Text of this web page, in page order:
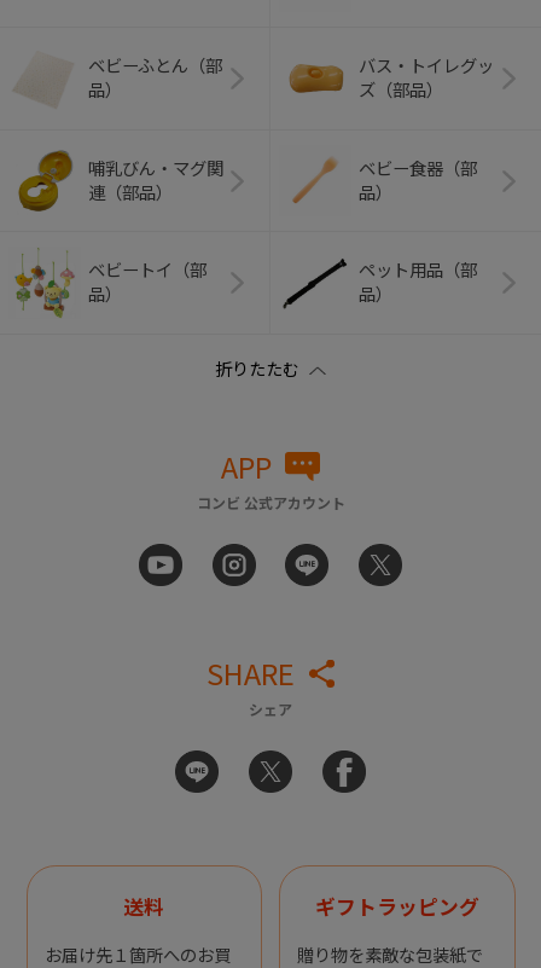
ベビーふとん（部
品）
バス・トイレグッ
ズ（部品）
哺乳びん・マグ関
連（部品）
ベビー食器（部
品）
ベビートイ（部
品）
ペット用品（部
品）
APP
コンビ 公式アカウント
SHARE
シェア
送料
お届け先１箇所へのお買
ギフトラッピング
贈り物を素敵な包装紙で